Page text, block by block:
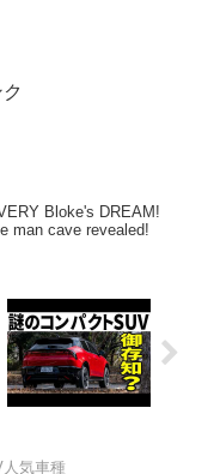
Bloke's DREAM!
man cave revealed!
気車種